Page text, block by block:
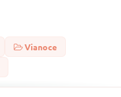
Vianoce